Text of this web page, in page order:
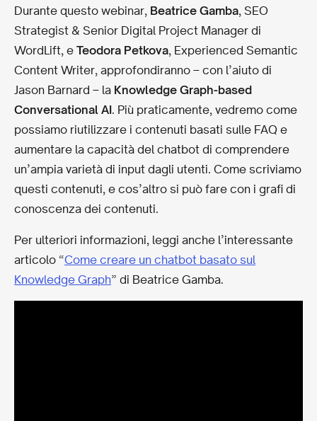
Durante questo webinar, Beatrice Gamba, SEO
Strategist & Senior Digital Project Manager di
WordLift, e Teodora Petkova, Experienced Semantic
Content Writer, approfondiranno – con l’aiuto di
Jason Barnard – la Knowledge Graph-based
Conversational AI. Più praticamente, vedremo come
possiamo riutilizzare i contenuti basati sulle FAQ e
aumentare la capacità del chatbot di comprendere
un’ampia varietà di input dagli utenti. Come scriviamo
questi contenuti, e cos’altro si può fare con i grafi di
conoscenza dei contenuti.
Per ulteriori informazioni, leggi anche l’interessante
articolo “Come creare un chatbot basato sul
Knowledge Graph” di Beatrice Gamba.